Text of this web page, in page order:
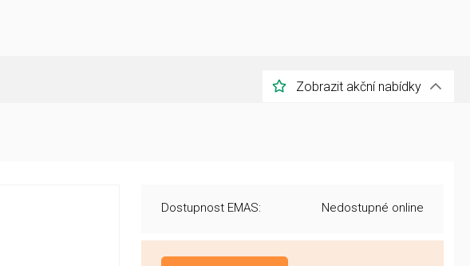
Zobrazit akční nabídky
Dostupnost EMAS: Nedostupné online